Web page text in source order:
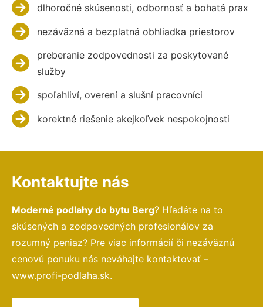
dlhoročné skúsenosti, odbornosť a bohatá prax
nezáväzná a bezplatná obhliadka priestorov
preberanie zodpovednosti za poskytované
služby
spoľahliví, overení a slušní pracovníci
korektné riešenie akejkoľvek nespokojnosti
Kontaktujte nás
Moderné podlahy do bytu Berg? Hľadáte na to
skúsených a zodpovedných profesionálov za
rozumný peniaz? Pre viac informácií či nezáväznú
cenovú ponuku nás neváhajte kontaktovať –
www.profi-podlaha.sk.